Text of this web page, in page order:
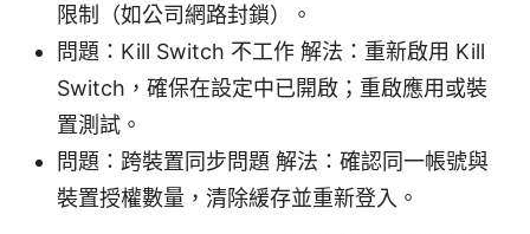
限制（如公司網路封鎖）。
問題：Kill Switch 不工作 解法：重新啟用 Kill
Switch，確保在設定中已開啟；重啟應用或裝
置測試。
問題：跨裝置同步問題 解法：確認同一帳號與
裝置授權數量，清除緩存並重新登入。